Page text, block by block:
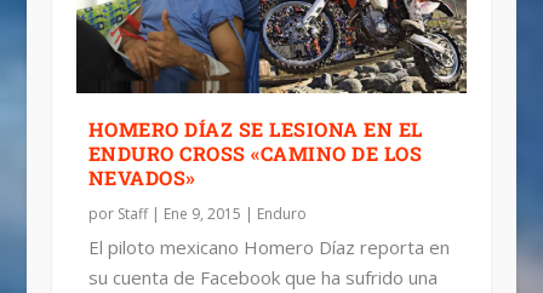
HOMERO DÍAZ SE LESIONA EN EL
ENDURO CROSS «CAMINO DE LOS
NEVADOS»
por Staff| Ene 9, 2015 | Enduro
El piloto mexicano Homero Díaz reporta en
su cuenta de Facebook que ha sufrido una